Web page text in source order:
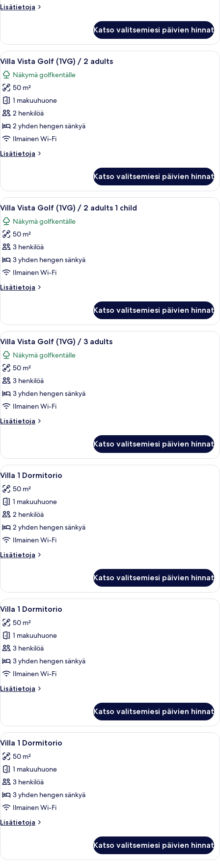
Lisätietoja
Lisätietoja
Katso valitsemiesi päivien hinnat
Avaa
kaikki
huonetyypin
Villa
Vista
Golf
(1VG)
/
adults
Ulkoterassi, jossa on punottuista
6
Villa Vista Golf (1VG) / 2 adults
Näkymä golfkentälle
50 m²
1 makuuhuone
2 henkilöä
2 yhden hengen sänkyä
Ilmainen Wi-Fi
Lisätietoja
Lisätietoja
Golf
(1VG)
/
adults
Katso valitsemiesi päivien hinnat
Avaa
kaikki
huonetyypin
Villa
Vista
Golf
(1VG)
2
child
kuvat
Ulkoterassi, jossa on punottuista
6
Villa Vista Golf (1VG) / 2 adults 1 child
Näkymä golfkentälle
50 m²
3 henkilöä
3 yhden hengen sänkyä
Ilmainen Wi-Fi
Lisätietoja
Lisätietoja
Golf
(1VG)
/
adults
child
Katso valitsemiesi päivien hinnat
Avaa
kaikki
huonetyypin
Villa
Vista
Golf
(1VG)
3
Ulkoterassi, jossa on punottuista
6
Villa Vista Golf (1VG) / 3 adults
Näkymä golfkentälle
50 m²
3 henkilöä
3 yhden hengen sänkyä
Ilmainen Wi-Fi
Lisätietoja
Lisätietoja
Golf
(1VG)
/
adults
Katso valitsemiesi päivien hinnat
Avaa
kaikki
huonetyypin
Villa
1
Dormitorio
kuvat
Hotellihuone, jossa on sänky,
6
Villa 1 Dormitorio
50 m²
1 makuuhuone
2 henkilöä
2 yhden hengen sänkyä
Ilmainen Wi-Fi
Lisätietoja
Lisätietoja
Dormitorio
Katso valitsemiesi päivien hinnat
Avaa
kaikki
huonetyypin
Villa
1
Dormitorio
kuvat
Hotellihuone, jossa on sänky,
6
Villa 1 Dormitorio
50 m²
1 makuuhuone
3 henkilöä
3 yhden hengen sänkyä
Ilmainen Wi-Fi
Lisätietoja
Lisätietoja
Dormitorio
Katso valitsemiesi päivien hinnat
Avaa
kaikki
huonetyypin
Villa
1
Dormitorio
kuvat
Hotellihuone, jossa on sänky,
6
Villa 1 Dormitorio
50 m²
1 makuuhuone
3 henkilöä
3 yhden hengen sänkyä
Ilmainen Wi-Fi
Lisätietoja
Lisätietoja
Dormitorio
Katso valitsemiesi päivien hinnat